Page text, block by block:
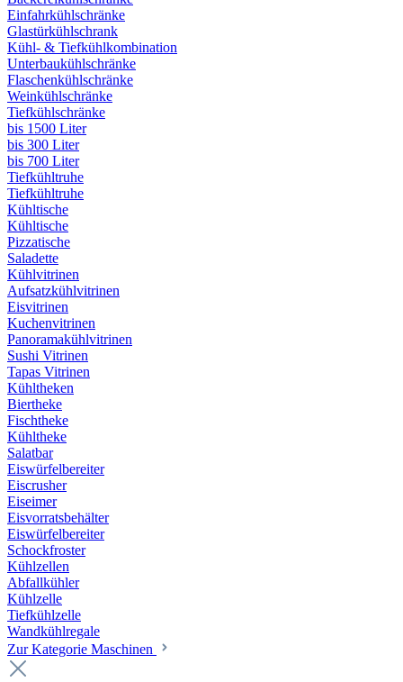
Einfahrkühlschränke
Glastürkühlschrank
Kühl- & Tiefkühlkombination
Unterbaukühlschränke
Flaschenkühlschränke
Weinkühlschränke
Tiefkühlschränke
bis 1500 Liter
bis 300 Liter
bis 700 Liter
Tiefkühltruhe
Tiefkühltruhe
Kühltische
Kühltische
Pizzatische
Saladette
Kühlvitrinen
Aufsatzkühlvitrinen
Eisvitrinen
Kuchenvitrinen
Panoramakühlvitrinen
Sushi Vitrinen
Tapas Vitrinen
Kühltheken
Biertheke
Fischtheke
Kühltheke
Salatbar
Eiswürfelbereiter
Eiscrusher
Eiseimer
Eisvorratsbehälter
Eiswürfelbereiter
Schockfroster
Kühlzellen
Abfallkühler
Kühlzelle
Tiefkühlzelle
Wandkühlregale
Zur Kategorie Maschinen